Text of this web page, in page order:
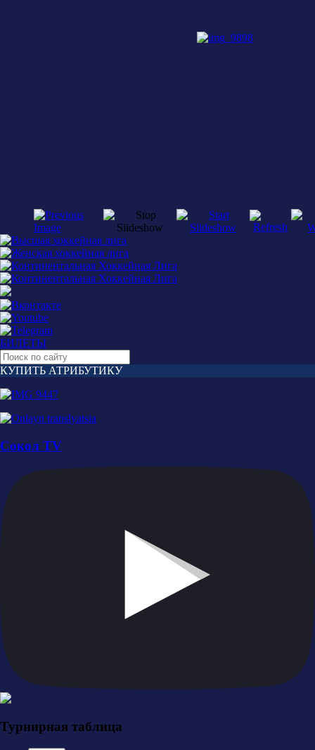
БИЛЕТЫ
КУПИТЬ АТРИБУТИКУ
Сокол TV
Турнирная таблица